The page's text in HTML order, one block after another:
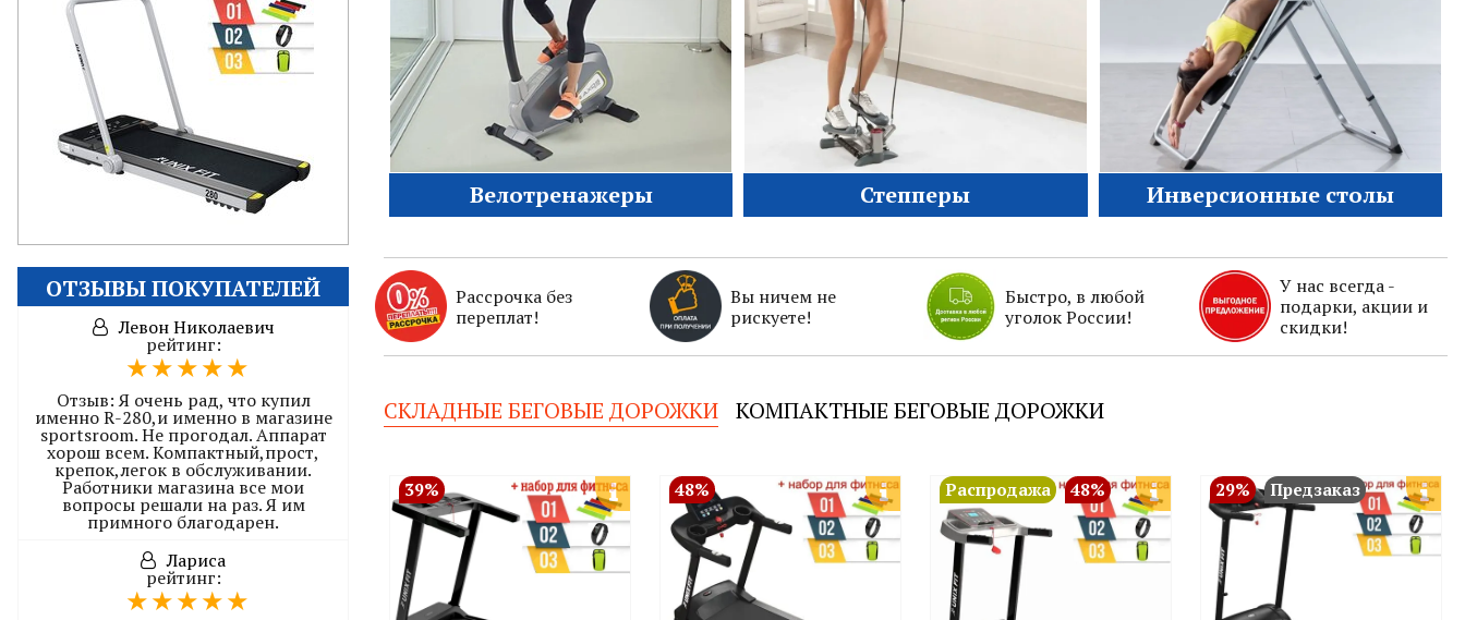
ОТЗЫВЫ ПОКУПАТЕЛЕЙ
Левон Николаевич
рейтинг:
Отзыв:Я очень рад, что купил
именно R-280,и именно в магазине
sportsroom. Не прогодал. Аппарат
хорош всем. Компактный,прост,
крепок,легок в обслуживании.
Работники магазина все мои
вопросы решали на раз. Я им
примного благодарен.
Лариса
рейтинг:
Велотренажеры Степперы Инверсионные столы
Рассрочка без
переплат!
Вы ничем не
рискуете!
Быстро, в любой
уголок России!
У нас всегда -
подарки, акции и
скидки!
СКЛАДНЫЕ БЕГОВЫЕ ДОРОЖКИ
39% 48% Распродажа 48% 29% Предзаказ
КОМПАКТНЫЕ БЕГОВЫЕ ДОРОЖКИ